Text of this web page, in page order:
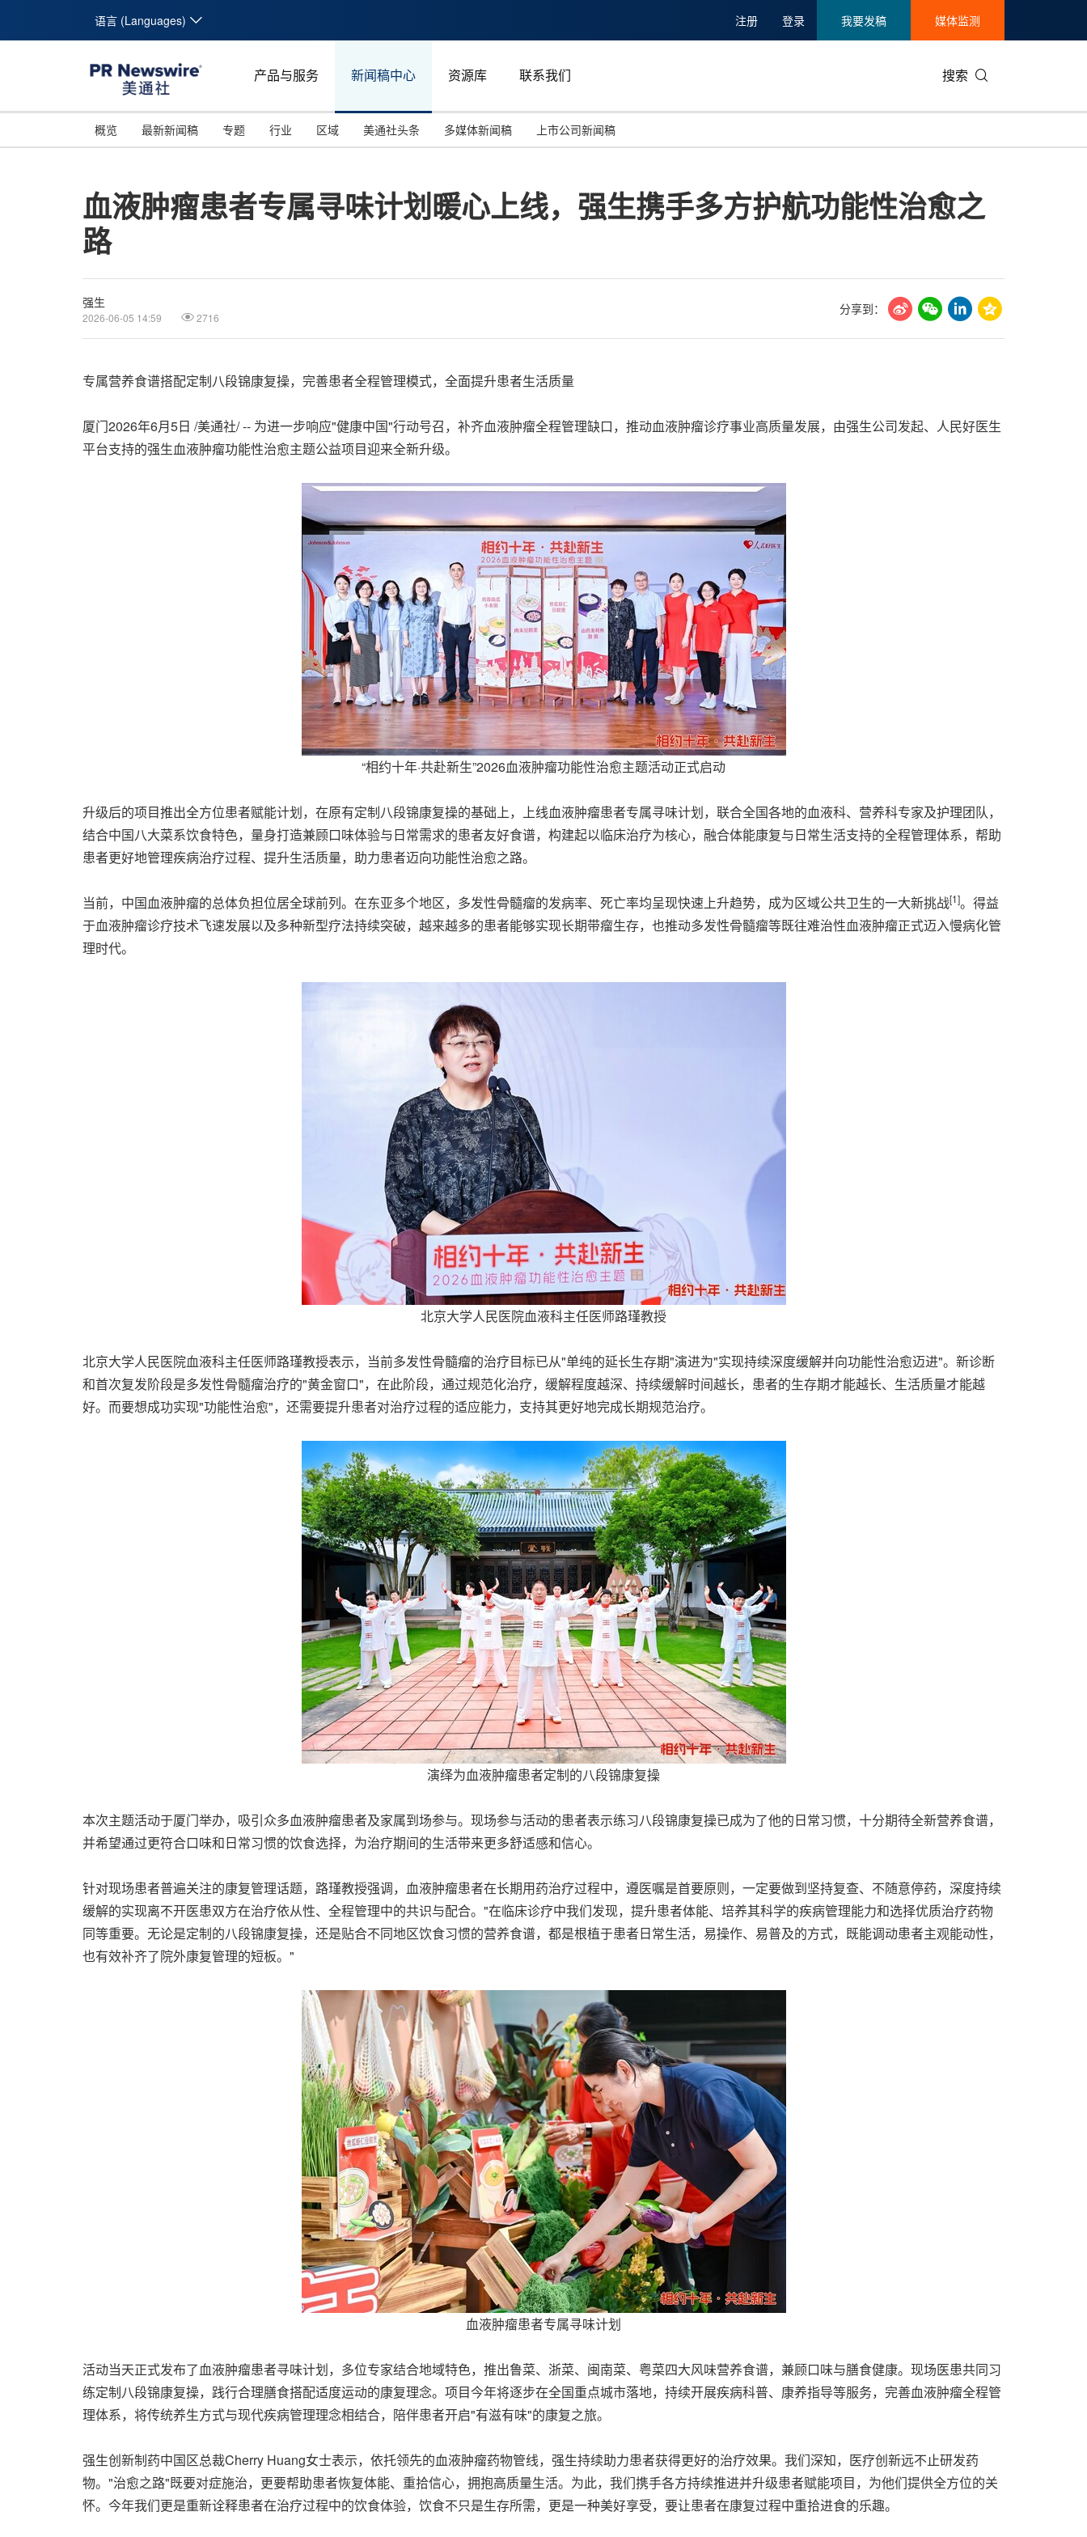
语言 (Languages) 注册 登录 我要发稿 媒体监测
产品与服务 新闻稿中心 资源库 联系我们 搜索
概览 最新新闻稿 专题
投资并购
碳中和
行业
能源化工与环保
娱乐时尚与艺术
区域
马来西亚
新加坡
美通社头条 多媒体新闻稿 上市公司新闻稿
血液肿瘤患者专属寻味计划暖心上线，强生携手多方护航功能性治愈之
路
强生
2026-06-05 14:59 2716
分享到：
专属营养食谱搭配定制八段锦康复操，完善患者全程管理模式，全面提升患者生活质量
厦门2026年6月5日 /美通社/ -- 为进一步响应"健康中国"行动号召，补齐血液肿瘤全程管理缺口，推动血液肿瘤诊疗事业高质量发展，由强生公司发起、人民好医生
平台支持的强生血液肿瘤功能性治愈主题公益项目迎来全新升级。
“相约十年·共赴新生”2026血液肿瘤功能性治愈主题活动正式启动
升级后的项目推出全方位患者赋能计划，在原有定制八段锦康复操的基础上，上线血液肿瘤患者专属寻味计划，联合全国各地的血液科、营养科专家及护理团队，
结合中国八大菜系饮食特色，量身打造兼顾口味体验与日常需求的患者友好食谱，构建起以临床治疗为核心，融合体能康复与日常生活支持的全程管理体系，帮助
患者更好地管理疾病治疗过程、提升生活质量，助力患者迈向功能性治愈之路。
当前，中国血液肿瘤的总体负担位居全球前列。在东亚多个地区，多发性骨髓瘤的发病率、死亡率均呈现快速上升趋势，成为区域公共卫生的一大新挑战[1]。得益
于血液肿瘤诊疗技术飞速发展以及多种新型疗法持续突破，越来越多的患者能够实现长期带瘤生存，也推动多发性骨髓瘤等既往难治性血液肿瘤正式迈入慢病化管
理时代。
北京大学人民医院血液科主任医师路瑾教授
北京大学人民医院血液科主任医师路瑾教授表示，当前多发性骨髓瘤的治疗目标已从"单纯的延长生存期"演进为"实现持续深度缓解并向功能性治愈迈进"。新诊断
和首次复发阶段是多发性骨髓瘤治疗的"黄金窗口"，在此阶段，通过规范化治疗，缓解程度越深、持续缓解时间越长，患者的生存期才能越长、生活质量才能越
好。而要想成功实现"功能性治愈"，还需要提升患者对治疗过程的适应能力，支持其更好地完成长期规范治疗。
演绎为血液肿瘤患者定制的八段锦康复操
本次主题活动于厦门举办，吸引众多血液肿瘤患者及家属到场参与。现场参与活动的患者表示练习八段锦康复操已成为了他的日常习惯，十分期待全新营养食谱，
并希望通过更符合口味和日常习惯的饮食选择，为治疗期间的生活带来更多舒适感和信心。
针对现场患者普遍关注的康复管理话题，路瑾教授强调，血液肿瘤患者在长期用药治疗过程中，遵医嘱是首要原则，一定要做到坚持复查、不随意停药，深度持续
缓解的实现离不开医患双方在治疗依从性、全程管理中的共识与配合。"在临床诊疗中我们发现，提升患者体能、培养其科学的疾病管理能力和选择优质治疗药物
同等重要。无论是定制的八段锦康复操，还是贴合不同地区饮食习惯的营养食谱，都是根植于患者日常生活，易操作、易普及的方式，既能调动患者主观能动性，
也有效补齐了院外康复管理的短板。"
血液肿瘤患者专属寻味计划
活动当天正式发布了血液肿瘤患者寻味计划，多位专家结合地域特色，推出鲁菜、浙菜、闽南菜、粤菜四大风味营养食谱，兼顾口味与膳食健康。现场医患共同习
练定制八段锦康复操，践行合理膳食搭配适度运动的康复理念。 项目今年将逐步在全国重点城市落地，持续开展疾病科普、康养指导等服务，完善血液肿瘤全程管
理体系，将传统养生方式与现代疾病管理理念相结合，陪伴患者开启"有滋有味"的康复之旅。
强生创新制药中国区总裁Cherry Huang女士表示，依托领先的血液肿瘤药物管线，强生持续助力患者获得更好的治疗效果。我们深知，医疗创新远不止研发药
物。"治愈之路"既要对症施治，更要帮助患者恢复体能、重拾信心，拥抱高质量生活。为此，我们携手各方持续推进并升级患者赋能项目，为他们提供全方位的关
怀。今年我们更是重新诠释患者在治疗过程中的饮食体验，饮食不只是生存所需，更是一种美好享受，要让患者在康复过程中重拾进食的乐趣。